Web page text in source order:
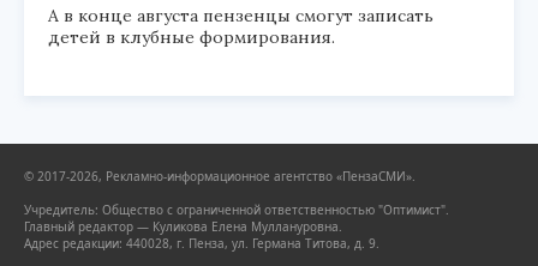
А в конце августа пензенцы смогут записать
детей в клубные формирования.
© 2017-2026, Рекламно-информационное агентство «ПензаСМИ».
Учредитель: Общество с ограниченной ответственностью "Оптимист".
Главный редактор — Куликова Елена Муллануровна.
Адрес редакции: 440028, г. Пенза, ул. Германа Титова, д. 9.